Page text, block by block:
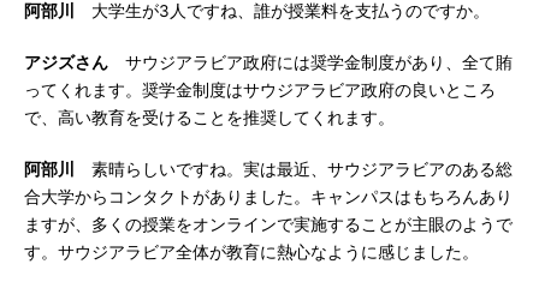
阿部川 大学生が3人ですね、誰が授業料を支払うのですか。
アジズさん サウジアラビア政府には奨学金制度があり、全て賄
ってくれます。奨学金制度はサウジアラビア政府の良いところ
で、高い教育を受けることを推奨してくれます。
阿部川
素晴らしいですね。実は最近、サウジアラビアのある総
合大学からコンタクトがありました。キャンパスはもちろんあり
ますが、多くの授業をオンラインで実施することが主眼のようで
す。サウジアラビア全体が教育に熱心なように感じました。